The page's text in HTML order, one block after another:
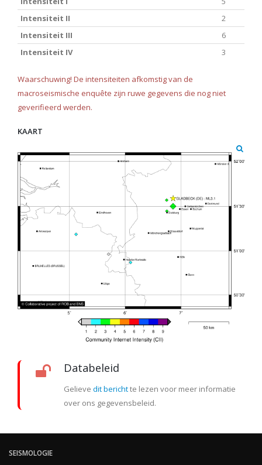
Intensiteit II
2
Intensiteit III
6
Intensiteit IV
3
Waarschuwing! De intensiteiten afkomstig van de
macroseismische enquête zijn ruwe gegevens die nog niet
geverifieerd werden.
KAART
Databeleid
Gelieve dit berichtte lezen voor meer informatie
over ons gegevensbeleid.
SEISMOLOGIE